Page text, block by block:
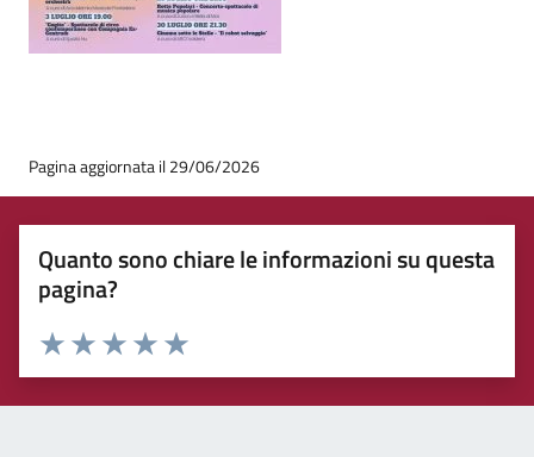
Pagina aggiornata il 29/06/2026
Quanto sono chiare le informazioni su questa
pagina?
Rating:
Valuta 5 stelle su 5
Valuta 4 stelle su 5
Valuta 3 stelle su 5
Valuta 2 stelle su 5
Valuta 1 stelle su 5